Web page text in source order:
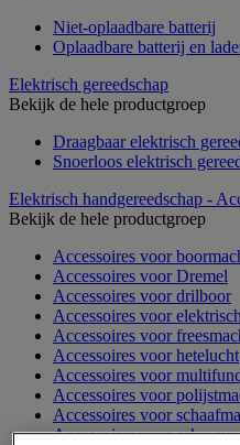
Niet-oplaadbare batterij
Oplaadbare batterij en
Elektrisch gereedschap
Bekijk de hele productgroep
Draagbaar elektrisch
Snoerloos elektrisch
Elektrisch handgereedschap -
Bekijk de hele productgroep
Accessoires voor
Accessoires voor Dremel
Accessoires voor drilboor
Accessoires voor
Accessoires voor
Accessoires voor
Accessoires voor
Accessoires voor
Accessoires voor
Accessoires voor